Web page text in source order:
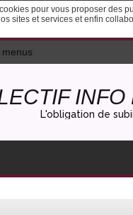
L'obligation de
pour vous proposer
sites et services et enfin